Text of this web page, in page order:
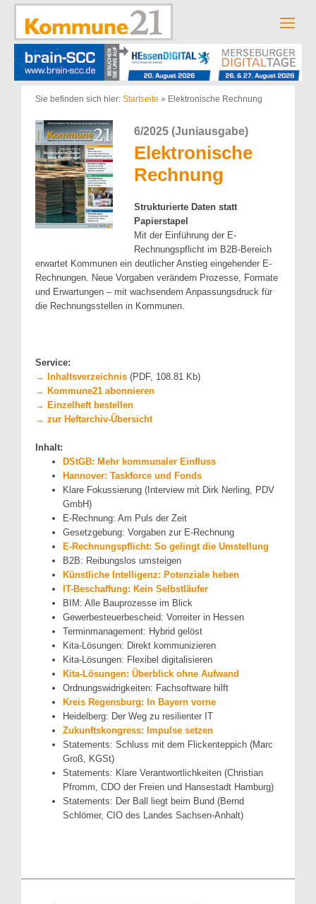
Zum
springen
Sie befinden sich hier: Startseite » Elektronische Rechnung
6/2025 (Juniausgabe)
Elektronische
Rechnung
Strukturierte Daten statt
Papierstapel
Mit der Einführung der E-
Rechnungspflicht im B2B-Bereich
erwartet Kommunen ein deutlicher Anstieg eingehender E-
Rechnungen. Neue Vorgaben verändern Prozesse, Formate
und Erwartungen – mit wachsendem Anpassungsdruck für
die Rechnungsstellen in Kommunen.
Service:
→ Inhaltsverzeichnis (PDF, 108.81 Kb)
→ Kommune21 abonnieren
→ Einzelheft bestellen
→ zur Heftarchiv-Übersicht
Inhalt:
DStGB: Mehr kommunaler Einfluss
Hannover: Taskforce und Fonds
Klare Fokussierung (Interview mit Dirk Nerling, PDV
GmbH)
E-Rechnung: Am Puls der Zeit
Gesetzgebung: Vorgaben zur E-Rechnung
E-Rechnungspflicht: So gelingt die Umstellung
B2B: Reibungslos umsteigen
Künstliche Intelligenz: Potenziale heben
IT-Beschaffung: Kein Selbstläufer
BIM: Alle Bauprozesse im Blick
Gewerbesteuerbescheid: Vorreiter in Hessen
Terminmanagement: Hybrid gelöst
Kita-Lösungen: Direkt kommunizieren
Kita-Lösungen: Flexibel digitalisieren
Kita-Lösungen: Überblick ohne Aufwand
Ordnungswidrigkeiten: Fachsoftware hilft
Kreis Regensburg: In Bayern vorne
Heidelberg: Der Weg zu resilienter IT
Zukunftskongress: Impulse setzen
Statements: Schluss mit dem Flickenteppich (Marc
Groß, KGSt)
Statements: Klare Verantwortlichkeiten (Christian
Pfromm, CDO der Freien und Hansestadt Hamburg)
Statements: Der Ball liegt beim Bund (Bernd
Schlömer, CIO des Landes Sachsen-Anhalt)